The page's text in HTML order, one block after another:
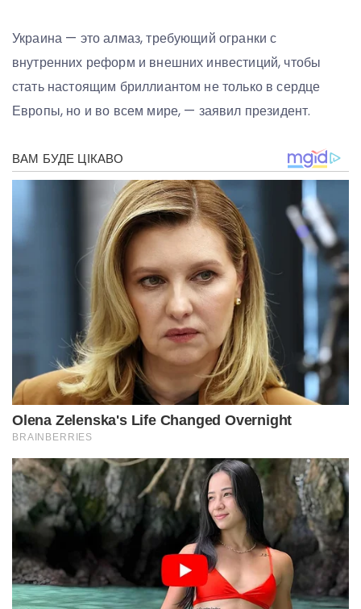
Украина — это алмаз, требующий огранки с
внутренних реформ и внешних инвестиций, чтобы
стать настоящим бриллиантом не только в сердце
Европы, но и во всем мире, — заявил президент.